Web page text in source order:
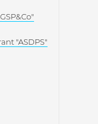
"ASDPS"